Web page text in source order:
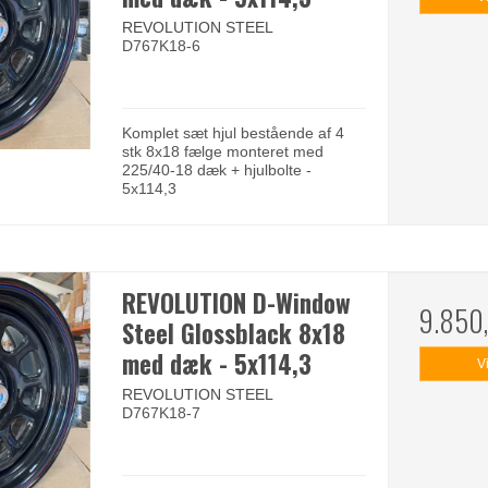
REVOLUTION STEEL
D767K18-6
Komplet sæt hjul bestående af 4
stk 8x18 fælge monteret med
225/40-18 dæk + hjulbolte -
5x114,3
REVOLUTION D-Window
Steel Glossblack 8x18
med dæk - 5x114,3
REVOLUTION STEEL
D767K18-7